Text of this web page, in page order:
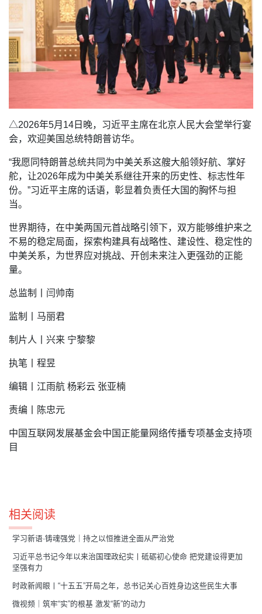
△2026年5月14日晚，习近平主席在北京人民大会堂举行宴
会，欢迎美国总统特朗普访华。
“我愿同特朗普总统共同为中美关系这艘大船领好航、掌好
舵，让2026年成为中美关系继往开来的历史性、标志性年
份。”习近平主席的话语，彰显着负责任大国的胸怀与担
当。
世界期待，在中美两国元首战略引领下，双方能够维护来之
不易的稳定局面，探索构建具有战略性、建设性、稳定性的
中美关系，为世界应对挑战、开创未来注入更强劲的正能
量。
总监制丨闫帅南
监制丨马丽君
制片人丨兴来 宁黎黎
执笔丨程昱
编辑丨江雨航 杨彩云 张亚楠
责编丨陈忠元
中国互联网发展基金会中国正能量网络传播专项基金支持项
目
相关阅读
学习新语·铸魂强党｜持之以恒推进全面从严治党
习近平总书记今年以来治国理政纪实丨砥砺初心使命 把党建设得更加
坚强有力
时政新闻眼丨“十五五”开局之年，总书记关心百姓身边这些民生大事
微视频｜筑牢“实”的根基 激发“新”的动力